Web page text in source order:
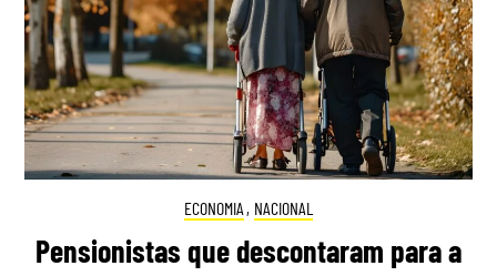
ECONOMIA , NACIONAL
Pensionistas que descontaram para a